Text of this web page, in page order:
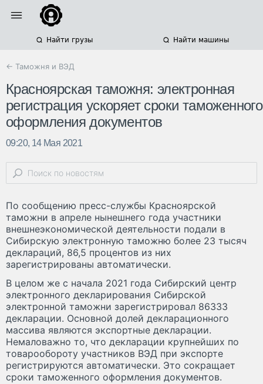
Найти грузы Найти машины
← Таможня и ВЭД
Красноярская таможня: электронная
регистрация ускоряет сроки таможенного
оформления документов
09:20, 14 Мая 2021
По сообщению пресс-службы Красноярской
таможни в апреле нынешнего года участники
внешнеэкономической деятельности подали в
Сибирскую электронную таможню более 23 тысяч
деклараций, 86,5 процентов из них
зарегистрированы автоматически.
В целом же с начала 2021 года Сибирский центр
электронного декларирования Сибирской
электронной таможни зарегистрировал 86333
декларации. Основной долей декларационного
массива являются экспортные декларации.
Немаловажно то, что декларации крупнейших по
товарообороту участников ВЭД при экспорте
регистрируются автоматически. Это сокращает
сроки таможенного оформления документов.